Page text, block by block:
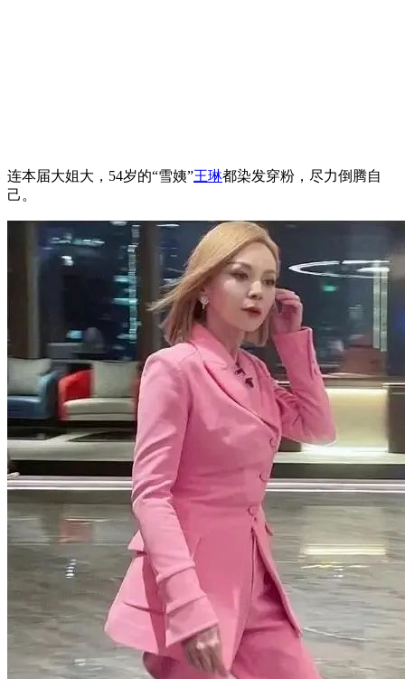
连本届大姐大，54岁的“雪姨”王琳都染发穿粉，尽力倒腾自
己。